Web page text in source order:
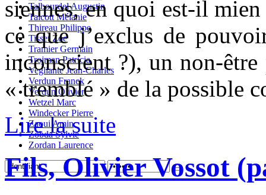
Talbourdel Augustin
Talcott Mélanie
Thireau Philippe
Tisset Zoe
Tramier Germain
Trojman Patricia
Vegliante Jean-Charles
Verdun Franck
Verdun Olivier
Wetzel Marc
Windecker Pierre
Zaoui Amin
Zobda Sylvie
Zordan Laurence
siennes, en quoi est-il
ce que j’exclus de
inconscient ?), un non-
« tremblé » de la possible
Lire la suite
Fils, Olivier Vossot